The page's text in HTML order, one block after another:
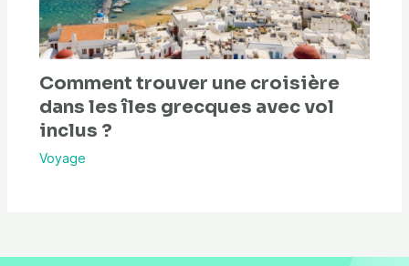
Comment trouver une croisière
dans les îles grecques avec vol
inclus ?
Voyage